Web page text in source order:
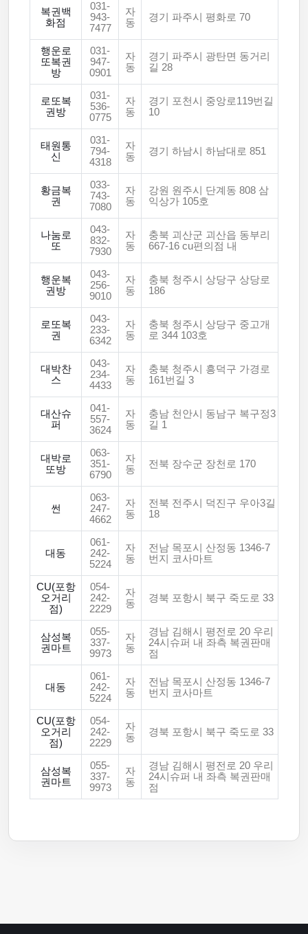
복권백
화점
031-
943-
7477
자
동
경기 파주시 평화로 70
행운로
또복권
방
031-
947-
0901
자
동
경기 파주시 광탄면 동거리
길 28
로또복
권방
031-
536-
0775
자
동
경기 포천시 중앙로119번길
10
태원통
신
031-
794-
4318
자
동
경기 하남시 하남대로 851
황금복
권
033-
743-
7080
자
동
강원 원주시 단계동 808 삼
익상가 105호
나눔로
또
043-
832-
7930
자
동
충북 괴산군 괴산읍 동부리
667-16 cu편의점 내
행운복
권방
043-
256-
9010
자
동
충북 청주시 상당구 상당로
186
로또복
권
043-
233-
6342
자
동
충북 청주시 상당구 중고개
로 344 103호
대박찬
스
043-
234-
4433
자
동
충북 청주시 흥덕구 가경로
161번길 3
대산슈
퍼
041-
557-
3624
자
동
충남 천안시 동남구 복구정3
길 1
대박로
또방
063-
351-
6790
자
동
전북 장수군 장천로 170
썬
063-
247-
4662
자
동
전북 전주시 덕진구 우아3길
18
대동
061-
242-
5224
자
동
전남 목포시 산정동 1346-7
번지 코사마트
CU(포항
오거리
점)
054-
242-
2229
자
동
경북 포항시 북구 죽도로 33
삼성복
권마트
055-
337-
9973
자
동
경남 김해시 평전로 20 우리
24시슈퍼 내 좌측 복권판매
점
대동
061-
242-
5224
자
동
전남 목포시 산정동 1346-7
번지 코사마트
CU(포항
오거리
점)
054-
242-
2229
자
동
경북 포항시 북구 죽도로 33
삼성복
권마트
055-
337-
9973
자
동
경남 김해시 평전로 20 우리
24시슈퍼 내 좌측 복권판매
점